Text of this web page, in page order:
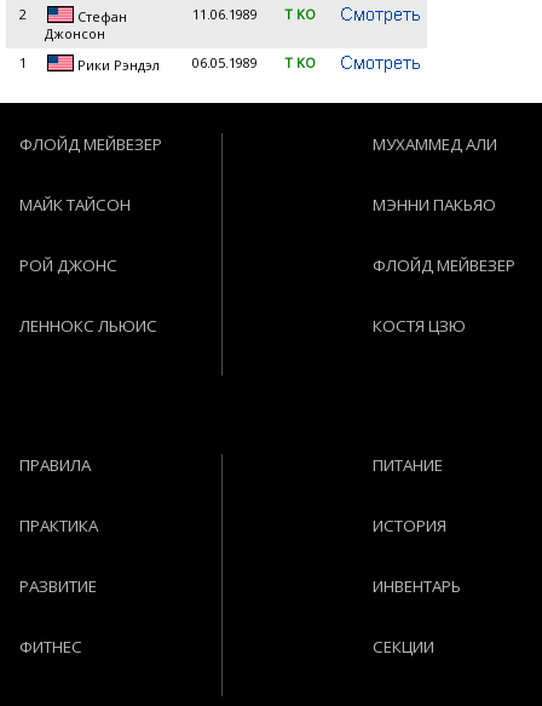
2
Стефан
Джонсон
11.06.1989 T KO
1 Рики Рэндэл 06.05.1989 T KO
ФЛОЙД МЕЙВЕЗЕР
МАЙК ТАЙСОН
РОЙ ДЖОНС
ЛЕННОКС ЛЬЮИС
МУХАММЕД АЛИ
МЭННИ ПАКЬЯО
ФЛОЙД МЕЙВЕЗЕР
КОСТЯ ЦЗЮ
ПРАВИЛА
ПРАКТИКА
РАЗВИТИЕ
ФИТНЕС
ПИТАНИЕ
ИСТОРИЯ
ИНВЕНТАРЬ
СЕКЦИИ